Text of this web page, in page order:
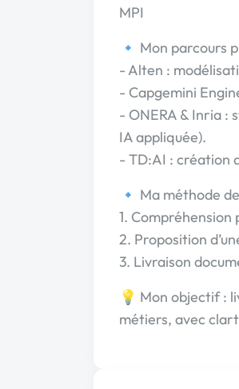
MPI
🔹 Mon parcours
- Alten :
- Capgemini
- ONERA & Inria :
IA appliquée).
- TD:AI : création
🔹 Ma méthode
1. Compréhension
2. Proposition
3. Livraison
💡 Mon objectif :
métiers, avec